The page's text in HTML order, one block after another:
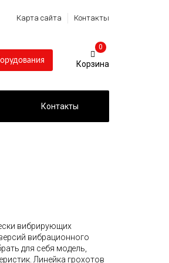
Карта сайта Контакты
0
Контакты
вибрирующих
вибрационного
для себя модель,
Линейка грохотов